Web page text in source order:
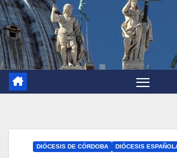
DIÓCESIS DE CÓRDOBA DIÓCESIS